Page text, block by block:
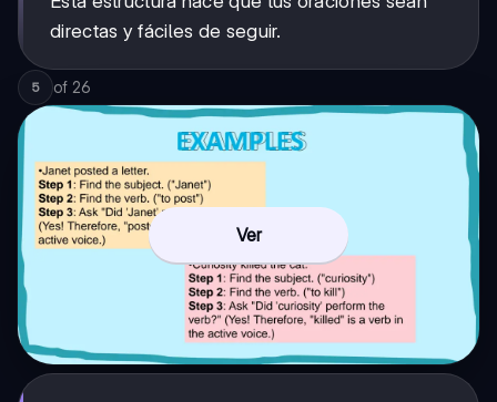
directas y fáciles de seguir.
5 of 26
Ver